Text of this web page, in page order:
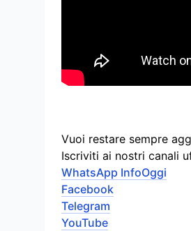
Vuoi restare sempre
Iscriviti ai nostri canali
WhatsApp InfoOggi
Facebook
Telegram
YouTube